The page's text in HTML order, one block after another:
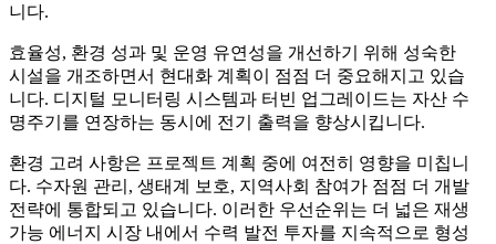
니다.
효율성, 환경 성과 및 운영 유연성을 개선하기 위해 성숙한
시설을 개조하면서 현대화 계획이 점점 더 중요해지고 있습
니다. 디지털 모니터링 시스템과 터빈 업그레이드는 자산 수
명주기를 연장하는 동시에 전기 출력을 향상시킵니다.
환경 고려 사항은 프로젝트 계획 중에 여전히 영향을 미칩니
다. 수자원 관리, 생태계 보호, 지역사회 참여가 점점 더 개발
전략에 통합되고 있습니다. 이러한 우선순위는 더 넓은 재생
가능 에너지 시장 내에서 수력 발전 투자를 지속적으로 형성